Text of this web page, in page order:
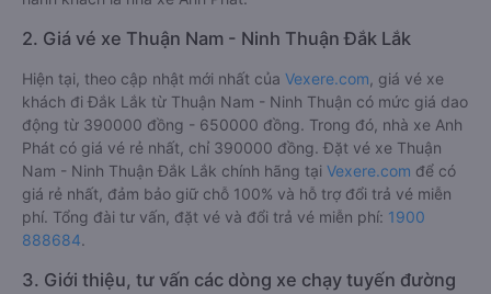
2. Giá vé xe Thuận Nam - Ninh Thuận Đắk Lắk
Hiện tại, theo cập nhật mới nhất của Vexere.com , giá vé xe
khách đi Đắk Lắk từ Thuận Nam - Ninh Thuận có mức giá dao
động từ 390000 đồng - 650000 đồng. Trong đó, nhà xe Anh
Phát có giá vé rẻ nhất, chỉ 390000 đồng. Đặt vé xe Thuận
Nam - Ninh Thuận Đắk Lắk chính hãng tại Vexere.com để có
giá rẻ nhất, đảm bảo giữ chỗ 100% và hỗ trợ đổi trả vé miễn
phí. Tổng đài tư vấn, đặt vé và đổi trả vé miễn phí: 1900
888684.
3. Giới thiệu, tư vấn các dòng xe chạy tuyến đường